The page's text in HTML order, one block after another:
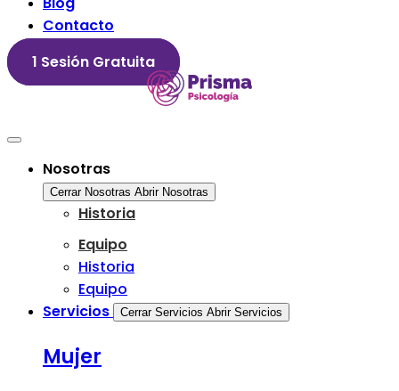
Contacto
1 Sesión Gratuita
Nosotras
Cerrar Nosotras Abrir Nosotras
Historia
Equipo
Historia
Equipo
Servicios
Cerrar Servicios Abrir Servicios
Mujer